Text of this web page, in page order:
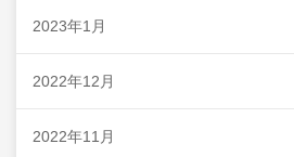
2023年1月
2022年12月
2022年11月